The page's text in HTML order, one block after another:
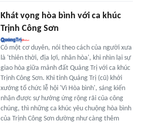
Khát vọng hòa bình với ca khúc
Trịnh Công Sơn
Có một cơ duyên, nói theo cách của người xưa
là 'thiên thời, địa lợi, nhân hòa', khi nhìn lại sự
giao hòa giữa mảnh đất Quảng Trị với ca khúc
Trịnh Công Sơn. Khi tỉnh Quảng Trị (cũ) khởi
xướng tổ chức lễ hội 'Vì Hòa bình', sáng kiến
nhận được sự hưởng ứng rộng rãi của công
chúng, thì những ca khúc yêu chuộng hòa bình
của Trịnh Công Sơn dường như càng thêm